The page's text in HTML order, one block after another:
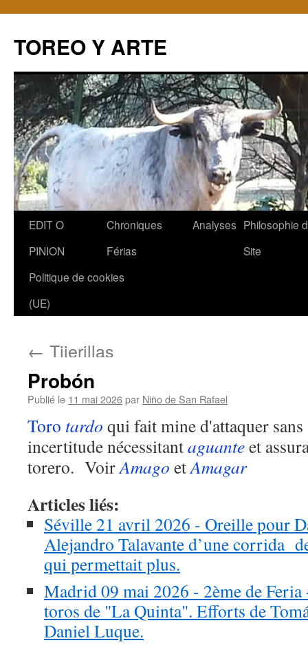
TOREO Y ARTE
Aller
contenu
EDIT O
PINION
Chroniques
Férias
Analyses Philosophie
Site
Politique de cookies
(UE)
← Tijerillas
Probón
Publié le 11 mai 2026par Niño de San Rafael
Toro tardo qui fait mine d'attaquer sans
incertitude nécessitantaguanteet
torero. VoirAmago etAmagar
Articles liés:
Séville 21 avril 2026 - Oreille pour
Alejandro Talavante d’une corrida
qui permettait plus.
Madrid 09 mai 2026 - 2ème de Feria
toros de "La Quinta". Efforts de
Daniel Luque.